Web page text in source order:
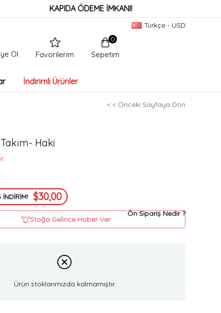
KAPIDA ÖDEME İMKANI!
Türkçe - USD
Sepetim
0
Favorilerim
Ol
İndirimli Ürünler
< < Önceki Sayfaya Dön
Haki
İNDİRİM! $30,00
Ön Sipariş Nedir ?
Stoğa Gelince Haber Ver
Ürün stoklarımızda kalmamıştır.